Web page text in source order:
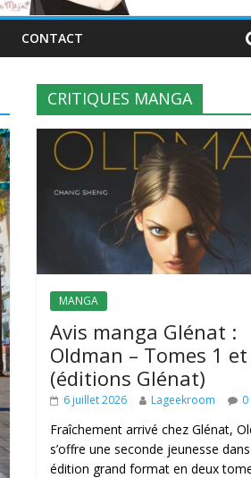
CONTACT
CRITIQUES MANGA
MANGA
Avis manga Glénat :
Oldman – Tomes 1 et
(éditions Glénat)
6 juillet 2026 Lageekroom 0
Fraîchement arrivé chez Glénat,
s’offre une seconde jeunesse
édition grand format en deux